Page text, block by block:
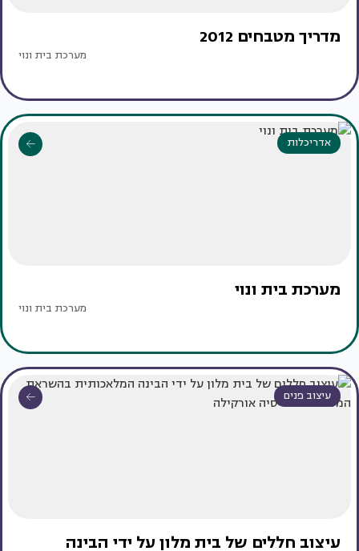
מדריך מטבחים 2012
מערכת בית ונוי
אדריכלות
מערכת בית ונוי
מערכת בית ונוי
עיצוב פנים
עיצוב חללים של בית מלון על ידי הבינה